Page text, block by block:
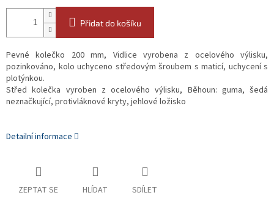
Přidat do košíku
Pevné kolečko 200 mm, Vidlice vyrobena z ocelového výlisku,
pozinkováno, kolo uchyceno středovým šroubem s maticí, uchycení s
plotýnkou.
Střed kolečka vyroben z ocelového výlisku, Běhoun: guma, šedá
neznačkující, protivláknové kryty, jehlové ložisko
Detailní informace
ZEPTAT SE HLÍDAT SDÍLET